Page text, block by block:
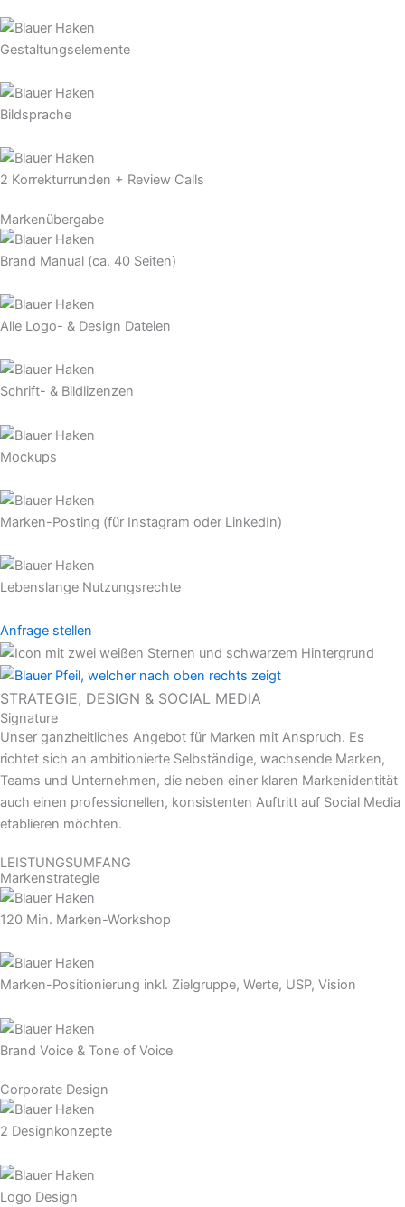
Gestaltungselemente
Bildsprache
2 Korrekturrunden + Review Calls
Markenübergabe
Brand Manual (ca. 40 Seiten)
Alle Logo- & Design Dateien
Schrift- & Bildlizenzen
Mockups
Marken-Posting (für Instagram oder LinkedIn)
Lebenslange Nutzungsrechte
Anfrage stellen
STRATEGIE, DESIGN & SOCIAL MEDIA
Signature
Unser ganzheitliches Angebot für Marken mit Anspruch. Es
richtet sich an ambitionierte Selbständige, wachsende Marken,
Teams und Unternehmen, die neben einer klaren Markenidentität
auch einen professionellen, konsistenten Auftritt auf Social Media
etablieren möchten.
LEISTUNGSUMFANG
Markenstrategie
120 Min. Marken-Workshop
Marken-Positionierung inkl. Zielgruppe, Werte, USP, Vision
Brand Voice & Tone of Voice
Corporate Design
2 Designkonzepte
Logo Design